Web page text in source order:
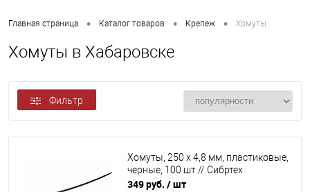
Главная страница • Каталог товаров • Крепеж • Хомуты
Хомуты в Хабаровске
Фильтр
Хомуты, 250 х 4,8 мм, пластиковые,
черные, 100 шт.// Сибртех
349 руб. / шт